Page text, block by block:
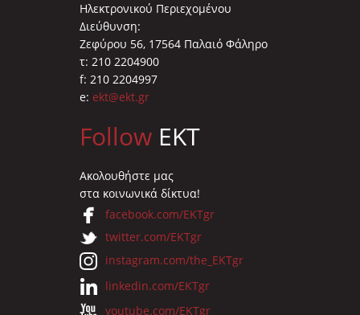
Ηλεκτρονικού Περιεχομένου
Διεύθυνση:
Ζεφύρου 56, 17564 Παλαιό Φάληρο
τ: 210 2204900
f: 210 2204997
e: ekt@ekt.gr
Follow EKT
Ακολουθήστε μας
στα κοινωνικά δίκτυα!
facebook.com/EKTgr
twitter.com/EKTgr
instagram.com/the_EKTgr
linkedin.com/EKTgr
youtube.com/EKTgr